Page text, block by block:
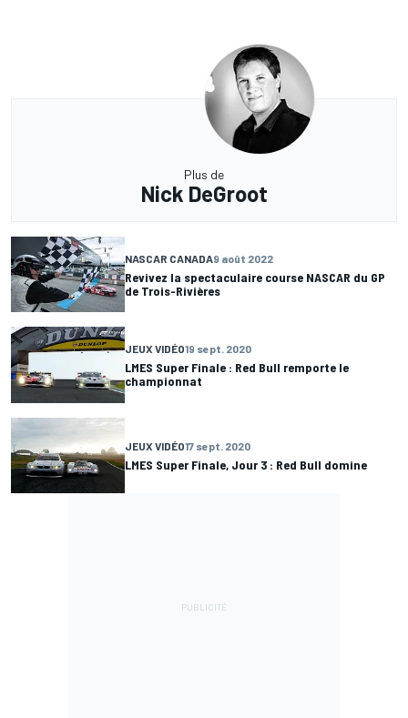
Plus de
Nick DeGroot
NASCAR CANADA9 août 2022
Revivez la spectaculaire course NASCAR du GP
de Trois-Rivières
JEUX VIDÉO19 sept. 2020
LMES Super Finale : Red Bull remporte le
championnat
JEUX VIDÉO17 sept. 2020
LMES Super Finale, Jour 3 : Red Bull domine